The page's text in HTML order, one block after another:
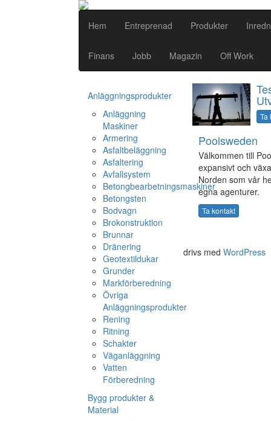
Hem Entreprenad Produkter
Finans Jobb Magazin Off Work
Anläggningsprodukter
Anläggning
Maskiner
Armering
Asfaltbeläggning
Asfaltering
Avfallsystem
Betongbearbetningsmaskiner
Betongsten
Bodvagn
Brokonstruktion
Brunnar
Dränering
Geotextildukar
Grunder
Markförberedning
Övriga
Anläggningsprodukter
Rening
Ritning
Schakter
Väganläggning
Vatten
Förberedning
Bygg produkter &
Material
Ta
Poolsweden
Välkommen till
expansivt och
Norden som vår
egna agenturer.
Ta kontakt
drivs med WordPress